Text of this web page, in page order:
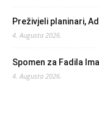
Preživjeli planinari,
4. Augusta 2026.
Spomen za Fadila
4. Augusta 2026.